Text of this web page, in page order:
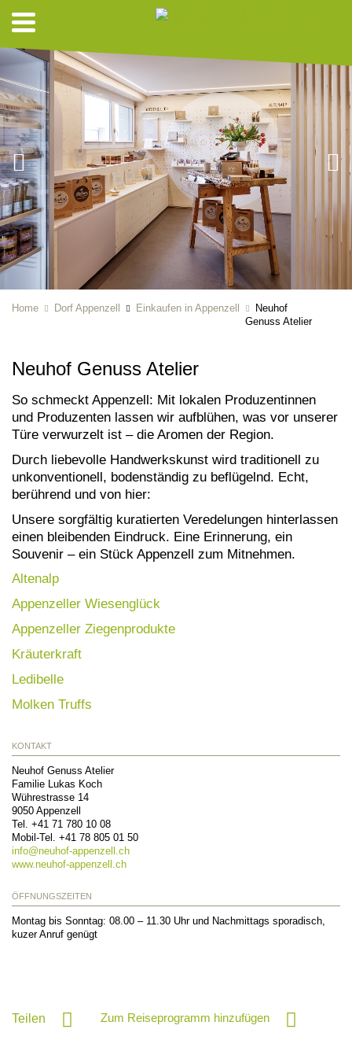
Home Dorf Appenzell Einkaufen in Appenzell
Neuhof
Genuss Atelier
Neuhof Genuss Atelier
So schmeckt Appenzell: Mit lokalen Produzentinnen
und Produzenten lassen wir aufblühen, was vor unserer
Türe verwurzelt ist – die Aromen der Region.
Durch liebevolle Handwerkskunst wird traditionell zu
unkonventionell, bodenständig zu beflügelnd. Echt,
berührend und von hier:
Unsere sorgfältig kuratierten Veredelungen hinterlassen
einen bleibenden Eindruck. Eine Erinnerung, ein
Souvenir – ein Stück Appenzell zum Mitnehmen.
Altenalp
Appenzeller Wiesenglück
Appenzeller Ziegenprodukte
Kräuterkraft
Ledibelle
Molken Truffs
KONTAKT
Neuhof Genuss Atelier
Familie Lukas Koch
Wührestrasse 14
9050 Appenzell
Tel. +41 71 780 10 08
Mobil-Tel. +41 78 805 01 50
info@neuhof-appenzell.ch
www.neuhof-appenzell.ch
ÖFFNUNGSZEITEN
Montag bis Sonntag: 08.00 – 11.30 Uhr und Nachmittags sporadisch,
kuzer Anruf genügt
Teilen Zum Reiseprogramm hinzufügen